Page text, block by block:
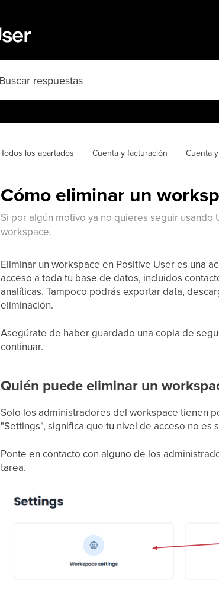
Todos los apartados Cuenta y facturación Cuenta
Cómo eliminar un
Si por algún motivo ya no quieres seguir
workspace.
Eliminar un workspace en Positive User es una
acceso a toda tu base de datos, incluidos
analíticas. Tampoco podrás exportar data,
eliminación.
Asegúrate de haber guardado una copia de
continuar.
Quién puede eliminar un
Solo los administradores del workspace tienen
"Settings", significa que tu nivel de acceso no es
Ponte en contacto con alguno de los
tarea.